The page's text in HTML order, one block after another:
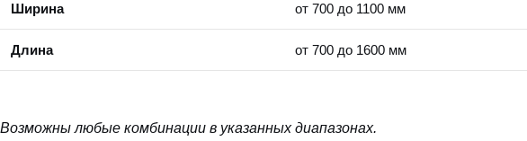
Ширина от 700 до 1100 мм
Длина от 700 до 1600 мм
Возможны любые комбинации в указанных диапазонах.